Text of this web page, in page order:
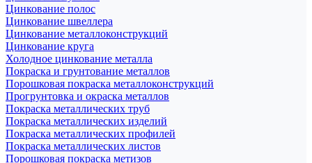
Цинкование полос
Цинкование швеллера
Цинкование металлоконструкций
Цинкование круга
Холодное цинкование металла
Покраска и грунтование металлов
Порошковая покраска металлоконструкций
Прогрунтовка и окраска металлов
Покраска металлических труб
Покраска металлических изделий
Покраска металлических профилей
Покраска металлических листов
Порошковая покраска метизов